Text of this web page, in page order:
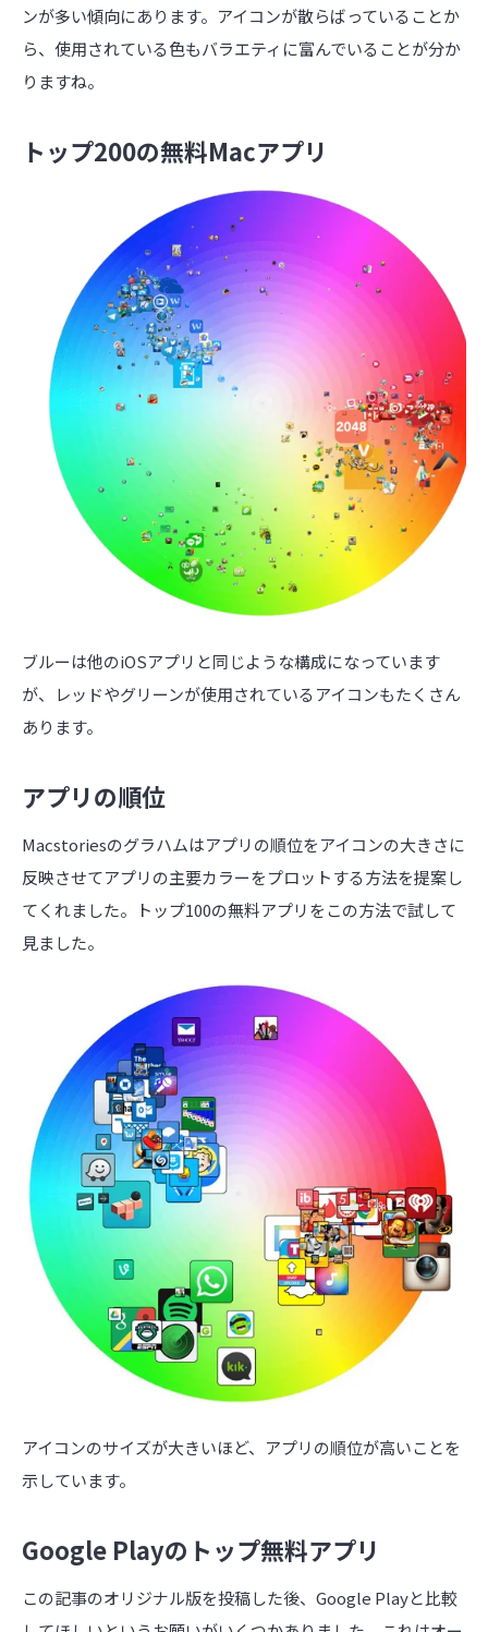
ンが多い傾向にあります。アイコンが散らばっていることか
ら、使用されている色もバラエティに富んでいることが分か
りますね。
トップ200の無料Macアプリ
ブルーは他のiOSアプリと同じような構成になっています
が、レッドやグリーンが使用されているアイコンもたくさん
あります。
アプリの順位
Macstoriesのグラハムはアプリの順位をアイコンの大きさに
反映させてアプリの主要カラーをプロットする方法を提案し
てくれました。トップ100の無料アプリをこの方法で試して
見ました。
アイコンのサイズが大きいほど、アプリの順位が高いことを
示しています。
Google Playのトップ無料アプリ
この記事のオリジナル版を投稿した後、Google Playと比較